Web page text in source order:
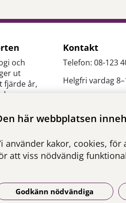
här webbplatsen
använder kakor, cookies,
att viss nödvändig
Godkänn nödvändiga
och
ut
fjärde år,
Kontakt
Telefon: 08-123
Helgfri vardag
se
Presskontakter